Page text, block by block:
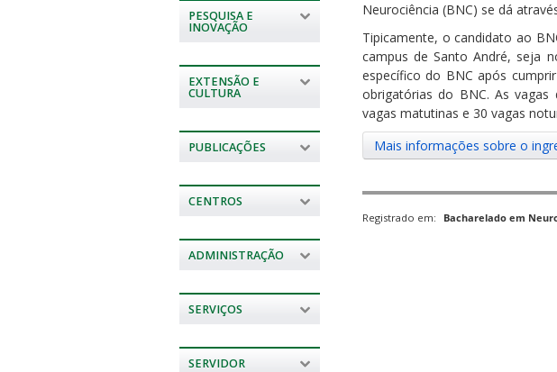
PESQUISA E
INOVAÇÃO
EXTENSÃO E
CULTURA
PUBLICAÇÕES
CENTROS
ADMINISTRAÇÃO
SERVIÇOS
SERVIDOR
Neurociência (BNC) se dá
Tipicamente, o candidato ao
campus de Santo André, seja
específico do BNC após
obrigatórias do BNC. As
vagas matutinas e 30 vagas
Mais informações sobre o
Registrado em: Bacharelado em